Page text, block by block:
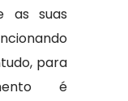
as suas
para
é